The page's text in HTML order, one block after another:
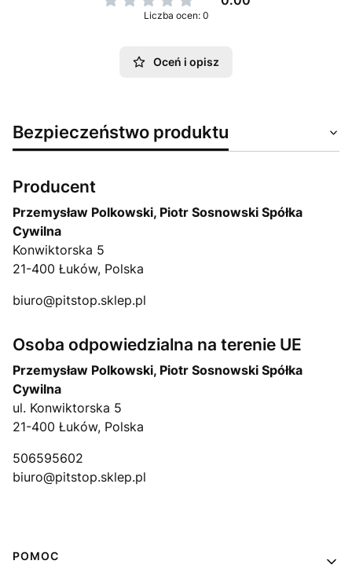
Liczba ocen: 0
Oceń i opisz
Bezpieczeństwo produktu
Producent
Przemysław Polkowski, Piotr Sosnowski Spółka
Cywilna
Konwiktorska 5
21-400 Łuków, Polska
biuro@pitstop.sklep.pl
Osoba odpowiedzialna na terenie UE
Przemysław Polkowski, Piotr Sosnowski Spółka
Cywilna
ul. Konwiktorska 5
21-400 Łuków, Polska
506595602
biuro@pitstop.sklep.pl
Linki w stopce
POMOC